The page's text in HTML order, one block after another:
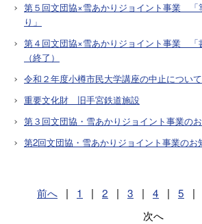
第５回文団協×雪あかりジョイント事業 「
り」
第４回文団協×雪あかりジョイント事業 「
（終了）
令和２年度小樽市民大学講座の中止について
重要文化財 旧手宮鉄道施設
第３回文団協・雪あかりジョイント事業の
第2回文団協・雪あかりジョイント事業のお
前へ | 1 | 2 | 3 | 4 | 5 |
次へ